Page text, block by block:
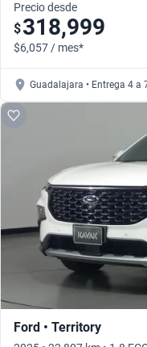
Precio desde
$318,999
$6,057 / mes*
Guadalajara • Entrega 4 a
Ford • Territory